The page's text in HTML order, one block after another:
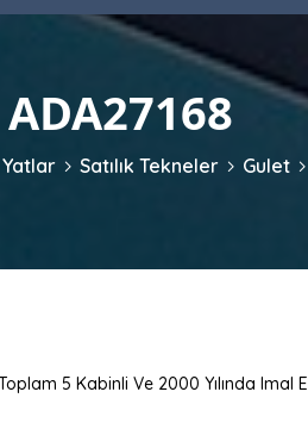
ADA27168
Yatlar Satılık Tekneler Gulet
5 Kabinli Ve 2000 Yılında Imal